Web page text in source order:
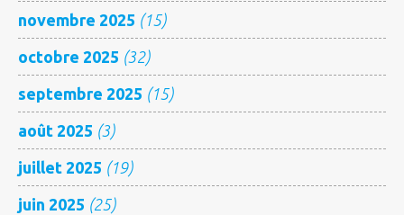
novembre 2025 (15)
octobre 2025 (32)
septembre 2025 (15)
août 2025 (3)
juillet 2025 (19)
juin 2025 (25)